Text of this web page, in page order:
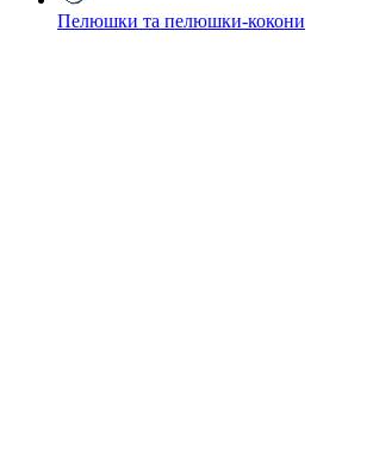
Пелюшки та пелюшки-кокони